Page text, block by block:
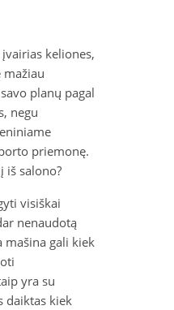
keliones,
planų pagal
negu
priemonę.
iš salono?
visiškai
nenaudotą
gali kiek
yra su
daiktas kiek